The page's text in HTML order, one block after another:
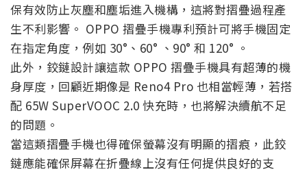
保有效防止灰塵和塵垢進入機構，這將對摺疊過程產
生不利影響。 OPPO 摺疊手機專利預計可將手機固定
在指定角度，例如 30°、60° 、90° 和 120° 。
此外，鉸鏈設計讓這款 OPPO 摺疊手機具有超薄的機
身厚度，回顧近期像是 Reno4 Pro 也相當輕薄，若搭
配 65W SuperVOOC 2.0 快充時，也將解決續航不足
的問題。
當這類摺疊手機也得確保螢幕沒有明顯的摺痕，此鉸
鏈應能確保屏幕在折疊線上沒有任何提供良好的支